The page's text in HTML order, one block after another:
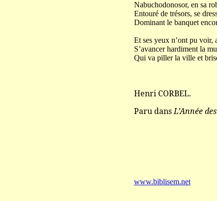
Nabuchodonosor, en sa
Entouré de trésors, se
Dominant le banquet
Et ses yeux n’ont pu voir,
S’avancer hardiment la
Qui va piller la ville et
Henri CORBEL.
Paru dansL’Année
www.biblisem.net